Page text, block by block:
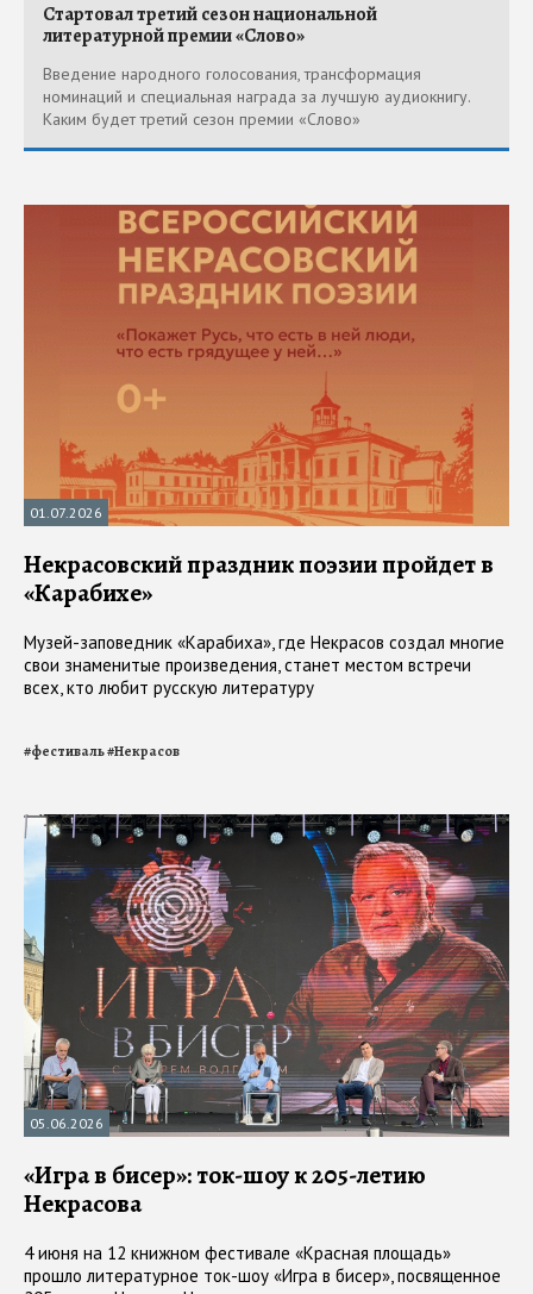
Стартовал третий сезон национальной
литературной премии «Слово»
Введение народного голосования, трансформация
номинаций и специальная награда за лучшую аудиокнигу.
Каким будет третий сезон премии «Слово»
01.07.2026
Некрасовский праздник поэзии пройдет в
«Карабихе»
Музей-заповедник «Карабиха», где Некрасов создал многие
свои знаменитые произведения, станет местом встречи
всех, кто любит русскую литературу
#фестиваль#Некрасов
05.06.2026
«Игра в бисер»: ток-шоу к 205-летию
Некрасова
4 июня на 12 книжном фестивале «Красная площадь»
прошло литературное ток-шоу «Игра в бисер», посвященное